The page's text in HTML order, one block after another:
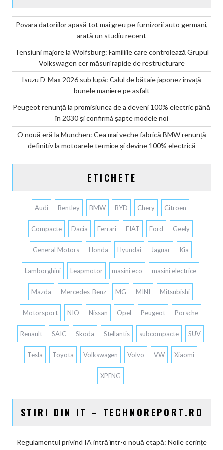
Povara datoriilor apasă tot mai greu pe furnizorii auto germani,
arată un studiu recent
Tensiuni majore la Wolfsburg: Familiile care controlează Grupul
Volkswagen cer măsuri rapide de restructurare
Isuzu D-Max 2026 sub lupă: Calul de bătaie japonez învață
bunele maniere pe asfalt
Peugeot renunță la promisiunea de a deveni 100% electric până
în 2030 și confirmă șapte modele noi
O nouă eră la Munchen: Cea mai veche fabrică BMW renunță
definitiv la motoarele termice și devine 100% electrică
ETICHETE
Audi Bentley BMW BYD Chery Citroen
Compacte Dacia Ferrari FIAT Ford Geely
General Motors Honda Hyundai Jaguar Kia
Lamborghini Leapmotor masini eco masini electrice
Mazda Mercedes-Benz MG MINI Mitsubishi
Motorsport NIO Nissan Opel Peugeot Porsche
Renault SAIC Skoda Stellantis subcompacte SUV
Tesla Toyota Volkswagen Volvo VW Xiaomi
XPENG
STIRI DIN IT – TECHNOREPORT.RO
Regulamentul privind IA intră într-o nouă etapă: Noile cerințe